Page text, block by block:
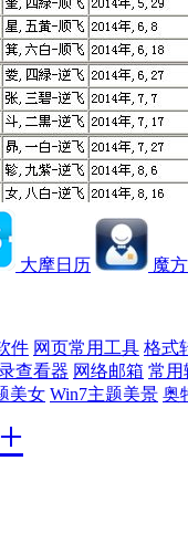
大摩日历 魔
件 网页常用工具 格式
查看器 网络邮箱 常用
美女 Win7主题美景 奥